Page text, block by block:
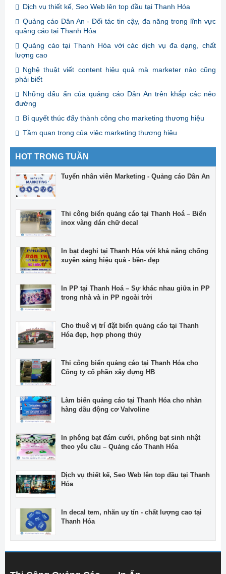
Dịch vụ thiết kế, Seo Web lên top đầu tại Thanh Hóa
Quảng cáo Dân An - Đối tác tin cậy, đa năng trong lĩnh vực
quảng cáo tại Thanh Hóa
Quảng cáo tại Thanh Hóa với các dịch vụ đa dạng, chất
lượng cao
Nghệ thuật viết content hiệu quả mà marketer nào cũng
phải biết
Những dấu ấn của quảng cáo Dân An trên khắp các nẻo
đường
Bí quyết thúc đẩy thành công cho marketing thương hiệu
Tầm quan trọng của việc marketing thương hiệu
HOT TRONG TUẦN
Tuyển nhân viên Marketing - Quảng cáo Dân An
Thi công biển quảng cáo tại Thanh Hoá – Biển
inox vàng dán chữ decal
In bạt deghi tại Thanh Hóa với khả năng chống
xuyên sáng hiệu quả - bền- đẹp
In PP tại Thanh Hoá – Sự khác nhau giữa in PP
trong nhà và in PP ngoài trời
Cho thuê vị trí đặt biển quảng cáo tại Thanh
Hóa đẹp, hợp phong thủy
Thi công biển quảng cáo tại Thanh Hóa cho
Công ty cổ phần xây dựng HB
Làm biển quảng cáo tại Thanh Hóa cho nhãn
hàng dầu động cơ Valvoline
In phông bạt đám cưới, phông bạt sinh nhật
theo yêu cầu – Quảng cáo Thanh Hóa
Dịch vụ thiết kế, Seo Web lên top đầu tại Thanh
Hóa
In decal tem, nhãn uy tín - chất lượng cao tại
Thanh Hóa